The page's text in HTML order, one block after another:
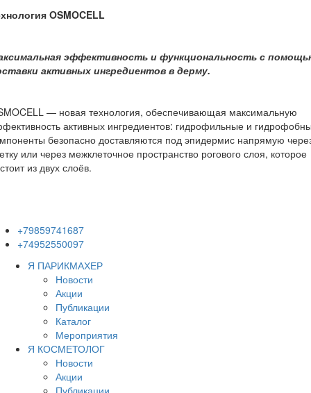
OSMOCELL
эффективность и функциональность с
активных ингредиентов в дерму.
— новая технология, обеспечивающая максимальную
активных ингредиентов: гидрофильные и
безопасно доставляются под эпидермис напрямую
или через межклеточное пространство рогового слоя, которое
из двух слоёв.
+79859741687
+74952550097
Я ПАРИКМАХЕР
Новости
Акции
Публикации
Каталог
Мероприятия
Я КОСМЕТОЛОГ
Новости
Акции